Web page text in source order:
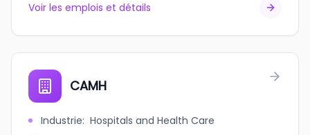
Voir les emplois et détails
CAMH
Industrie: Hospitals and Health Care